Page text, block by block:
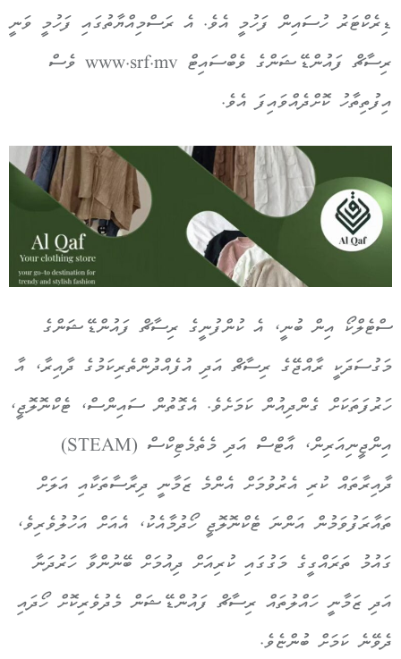
ޑިރެކްޓަރު ހުސައިން ފަހުމީ އެވެ. އެ ރަސްމިއްޔާތުގައި ފަހުމީ ވަނީ
ރިސާޗް ފައުންޑޭޝަންގެ ވެބްސައިޓް www.srf.mv ވެސް
އިފުތިތާހު ކޮށްދެއްވައިފަ އެވެ.
ސްޓެލްކޯ އިން ބުނީ، އެ ކުންފުނީގެ ރިސާޗް ފައުންޑޭޝަންގެ
މަގުސަދަކީ ރާއްޖޭގެ ރިސާޗް އަދި އުފެއްދުންތެރިކަމުގެ ދާއިރާ، އާ
ހަރުފަތަކަށް ގެންދިއުން ކަމަށެވެ. އެގޮތުން ސައިންސް، ޓެކްނޮލޮޖީ،
އިންޖީނިއަރިން، އާޓްސް އަދި މެތެމެޓިކްސް (STEAM)
ދާއިރާތައް ކުރި އެރުވުމަށް އެންމެ ޒަމާނީ ދިރާސާތަކާއި އަލަށް
ތައާރަފުވަމުން އަންނަ ޓެކްނޮލޮޖީ ހޯދުމާއެކު، އެއަށް އަހުލުވެރިވެ،
ގައުމު ތަރައްގީގެ މަގުގައި ކުރިއަށް ދިއުމަށް ބޭނުންވާ ހަރުދަނާ
އަދި ޒަމާނީ ހައްލުތައް ރިސާޗް ފައުންޑޭޝަން މެދުވެރިކޮށް ހޯދައި
ދެވޭނެ ކަމަށް ބުންޏެވެ.